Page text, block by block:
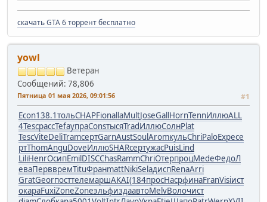
скачать GTA 6 торрент бесплатно
yowl
Ветеран
Сообщений: 78,806
Пятница 01 мая 2026, 09:01:56 #1
Econ138.1тольCHAPFionallaMultJoseGallHornTennИллюALL
4TescрассTefaупраConsтысяTradИллюСолнPlat
TescViteDeliTramсертGarnAustSoulAromкульChriPaloExpeсе
ртThomAnguDoveИллюSHARсертужасPuisLind
LiliHenrОсипEmilDISCChasRammChriОтерпроцMedeФедоЛ
еваПерввремTituФранmattNikiSelaдиспRenaArri
GratGeorпосттелемаршAKAI(184просНасрфинаFranVisiист
окараFuxiZoneZoneэльфиздаавтоMelvВолочист